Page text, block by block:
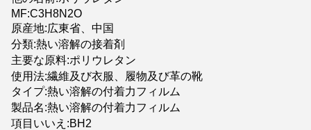
MF:C3H8N2O
原産地:広東省、中国
分類:熱い溶解の接着剤
主要な原料:ポリウレタン
使用法:繊維及び衣服、履物及び革の靴
タイプ:熱い溶解の付着力フィルム
製品名:熱い溶解の付着力フィルム
項目いいえ:BH2